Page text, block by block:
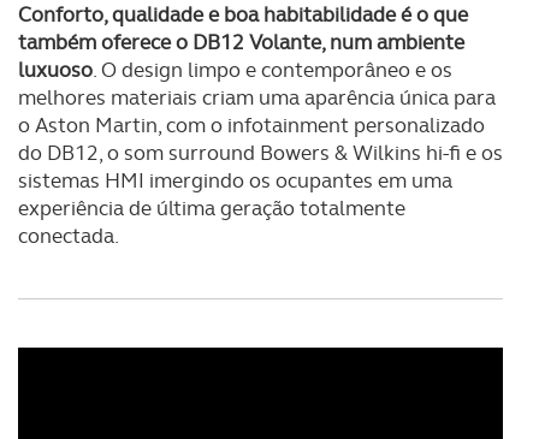
tecnologias similares pode ter impacto na sua
experiência de navegação no Website e nos serviços
disponibilizados.
Consulte a política de cookies do site.
Conforto, qualidade e boa habitabilidade é o que
também oferece o DB12 Volante, num ambiente
luxuoso. O design limpo e contemporâneo e os
melhores materiais criam uma aparência única para
o Aston Martin, com o infotainment personalizado
do DB12, o som surround Bowers & Wilkins hi-fi e os
sistemas HMI imergindo os ocupantes em uma
experiência de última geração totalmente
conectada.